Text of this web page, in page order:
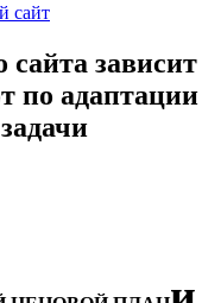
сайт
сайта зависит
по адаптации